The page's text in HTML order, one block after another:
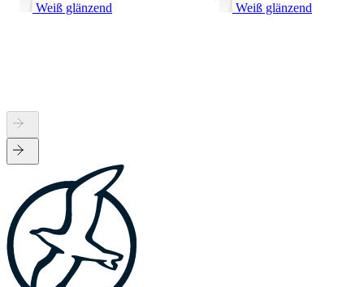
Weiß glänzend
Weiß glänzend